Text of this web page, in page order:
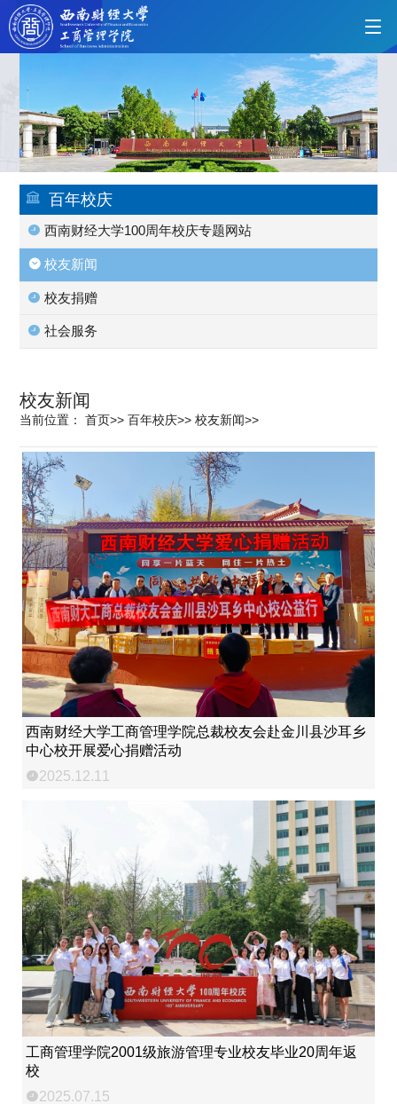
首页
科学研究
学生发展
交流合作
百年校庆
百年校庆
西南财经大学100周年校庆专题网站
校友新闻
校友捐赠
社会服务
校友新闻
当前位置：首页>> 百年校庆>> 校友新闻>>
西南财经大学工商管理学院总裁校友会赴金川县沙耳乡
中心校开展爱心捐赠活动
2025.12.11
工商管理学院2001级旅游管理专业校友毕业20周年返
校
2025.07.15